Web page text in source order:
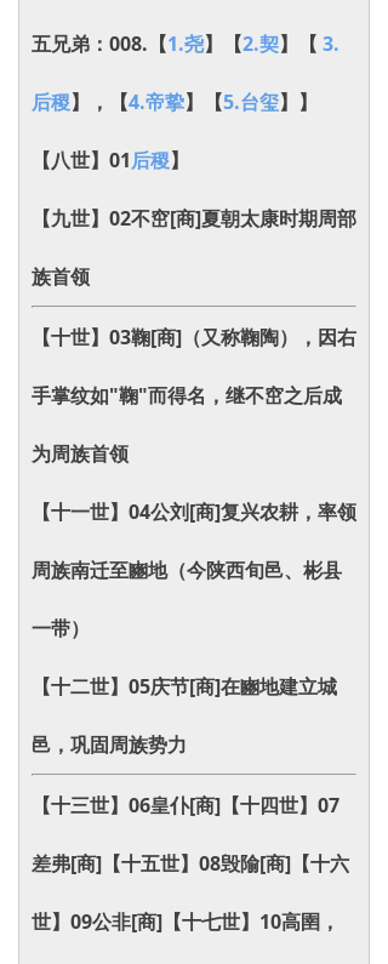
五兄弟：008.【1.尧】【2.契】【 3.
后稷】，【4.帝挚】【5.台玺】】
【八世】01后稷】
【九世】02不窋[商]夏朝太康时期周部
族首领
【十世】03鞠[商]（又称鞠陶），因右
手掌纹如"鞠"而得名，继不窋之后成
为周族首领
【十一世】04公刘[商]复兴农耕，率领
周族南迁至豳地（今陕西旬邑、彬县
一带）
【十二世】05庆节[商]在豳地建立城
邑，巩固周族势力
【十三世】06皇仆[商]【十四世】07
差弗[商]【十五世】08毁隃[商]【十六
世】09公非[商] 【十七世】10高圉，